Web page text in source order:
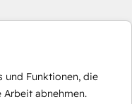
und Funktionen, die
abnehmen.